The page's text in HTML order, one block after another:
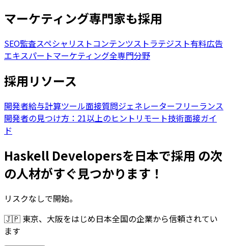
マーケティング専門家も採用
SEO監査スペシャリストコンテンツストラテジスト有料広告
エキスパートマーケティング全専門分野
採用リソース
開発者給与計算ツール面接質問ジェネレーターフリーランス
開発者の見つけ方：21以上のヒント リモート技術面接ガイ
ド
Haskell Developersを日本で採用 の次
の人材がすぐ見つかります！
リスクなしで開始。
🇯🇵 東京、大阪をはじめ日本全国の企業から信頼されてい
ます